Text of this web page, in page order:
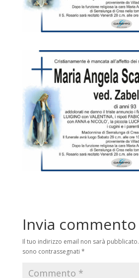
Invia commento
Il tuo indirizzo email non sarà pubblicato.
sono contrassegnati *